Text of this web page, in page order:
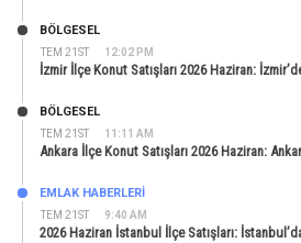
TEM 21ST 12:02 PM
BÖLGESEL
İzmir İlçe Konut Satışları 2026 Haziran:
TEM 21ST 11:11 AM
BÖLGESEL
Ankara İlçe Konut Satışları 2026 Haziran:
TEM 21ST 9:40 AM
EMLAK HABERLERI
2026 Haziran İstanbul İlçe Satışları: